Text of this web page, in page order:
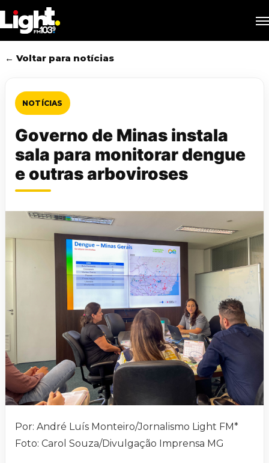
to
main
content
← Voltar para notícias
NOTÍCIAS
Governo de Minas instala
sala para monitorar dengue
e outras arboviroses
Por: André Luís Monteiro/Jornalismo Light FM*
Foto: Carol Souza/Divulgação Imprensa MG